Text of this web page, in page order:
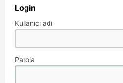
Login
Kullanıcı adı
Parola